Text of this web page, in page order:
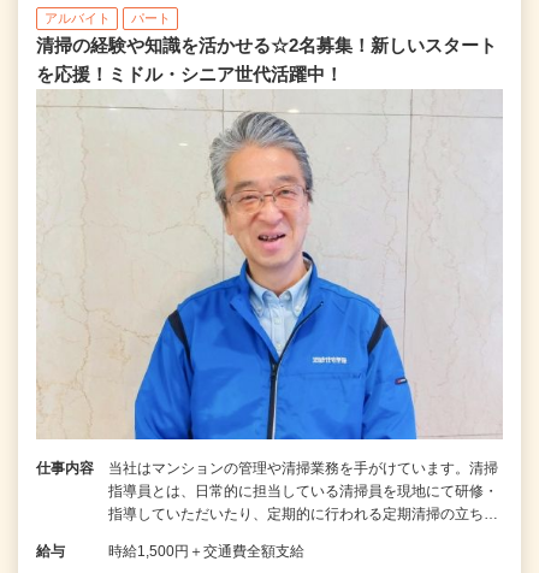
アルバイト パート
清掃の経験や知識を活かせる☆2名募集！新しいスタート
を応援！ミドル・シニア世代活躍中！
仕事内容
当社はマンションの管理や清掃業務を手がけています。清掃
指導員とは、日常的に担当している清掃員を現地にて研修・
指導していただいたり、定期的に行われる定期清掃の立ち…
給与 時給1,500円＋交通費全額支給